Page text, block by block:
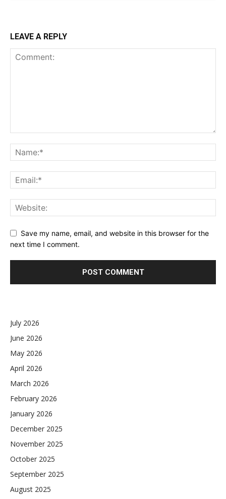
LEAVE A REPLY
Save my name, email, and website in this browser for the
next time I comment.
July 2026
June 2026
May 2026
April 2026
March 2026
February 2026
January 2026
December 2025
November 2025
October 2025
September 2025
August 2025